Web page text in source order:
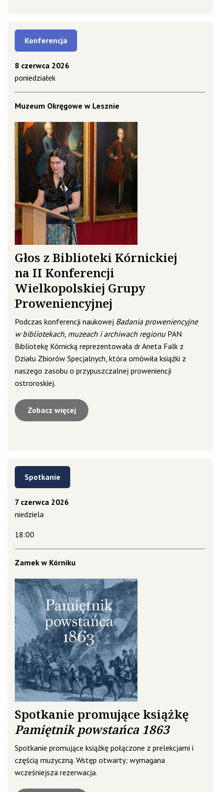
Konferencja
8 czerwca 2026
poniedziałek
Muzeum Okręgowe w Lesznie
Głos z Biblioteki Kórnickiej
na II Konferencji
Wielkopolskiej Grupy
Proweniencyjnej
Podczas konferencji naukowej Badania proweniencyjne
w bibliotekach, muzeach i archiwach regionuPAN
Bibliotekę Kórnicką reprezentowała dr Aneta Falk z
Działu Zbiorów Specjalnych, która omówiła książki z
naszego zasobu o przypuszczalnej proweniencji
ostroroskiej.
Zobacz więcej
Spotkanie
7 czerwca 2026
niedziela
18:00
Zamek w Kórniku
Spotkanie promujące książkę
Pamiętnik powstańca 1863
Spotkanie promujące książkę połączone z prelekcjami i
częścią muzyczną. Wstęp otwarty; wymagana
wcześniejsza rezerwacja.